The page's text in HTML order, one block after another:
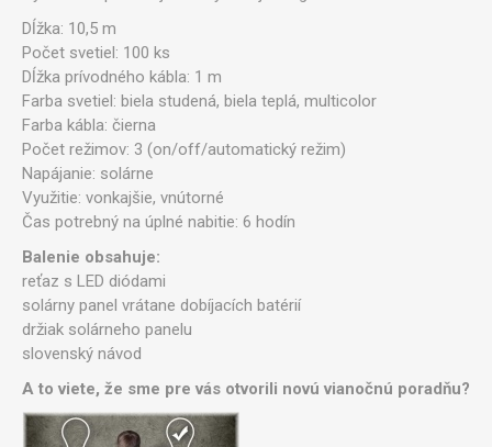
Dĺžka: 10,5 m
Počet svetiel: 100 ks
Dĺžka prívodného kábla: 1 m
Farba svetiel: biela studená, biela teplá, multicolor
Farba kábla: čierna
Počet režimov: 3 (on/off/automatický režim)
Napájanie: solárne
Využitie: vonkajšie, vnútorné
Čas potrebný na úplné nabitie: 6 hodín
Balenie obsahuje:
reťaz s LED diódami
solárny panel vrátane dobíjacích batérií
držiak solárneho panelu
slovenský návod
A to viete, že sme pre vás otvorili novú vianočnú poradňu?